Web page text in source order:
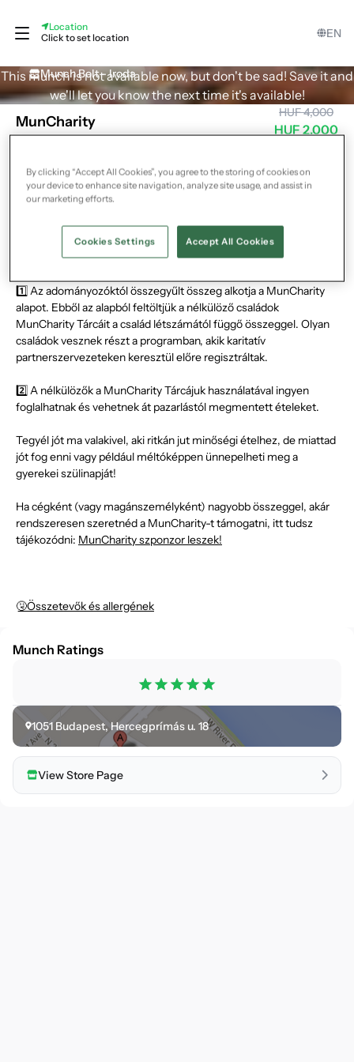
Location
Click to set location
EN
This munch is not available now, but don't be sad! Save it and
we'll let you know the next time it's available!
Munch Bolt - Iroda
MunCharity
HUF 4,000
HUF 2,000
What could you get?
💚A MunCharity utalvány vásárlásával lehetővé teszed, hogy
nélkülöző családok ajándék meglepetés étel csomagokhoz
jussanak! Ha szeretnél, nagyobb összeggel is hozzájárulhatsz a
MunCharity-hez, csak állítsd át a darabszámot.
1️⃣ Az adományozóktól összegyűlt összeg alkotja a MunCharity
alapot. Ebből az alapból feltöltjük a nélkülöző családok
MunCharity Tárcáit a család létszámától függő összeggel. Olyan
családok vesznek részt a programban, akik karitatív
partnerszervezeteken keresztül előre regisztráltak.
2️⃣ A nélkülözők a MunCharity Tárcájuk használatával ingyen
foglalhatnak és vehetnek át pazarlástól megmentett ételeket.
Tegyél jót ma valakivel, aki ritkán jut minőségi ételhez, de miattad
jót fog enni vagy például méltóképpen ünnepelheti meg a
gyerekei szülinapját!
Ha cégként (vagy magánszemélyként) nagyobb összeggel, akár
rendszeresen szeretnéd a MunCharity-t támogatni, itt tudsz
tájékozódni: MunCharity szponzor leszek!
🤧Összetevők és allergének
Munch Ratings
1051 Budapest, Hercegprímás u. 18
View Store Page
By clicking “Accept All Cookies”, you agree to the storing of cookies on
your device to enhance site navigation, analyze site usage, and assist in
our marketing efforts.
Cookies Settings Accept All Cookies